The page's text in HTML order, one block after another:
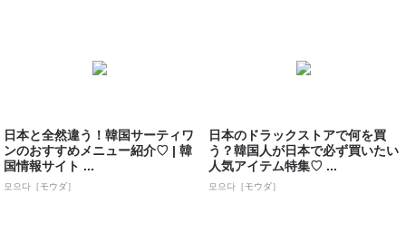
日本と全然違う！韓国サーティワ
ンのおすすめメニュー紹介♡ | 韓
国情報サイト ...
모으다［モウダ］
日本のドラックストアで何を買
う？韓国人が日本で必ず買いたい
人気アイテム特集♡ ...
모으다［モウダ］